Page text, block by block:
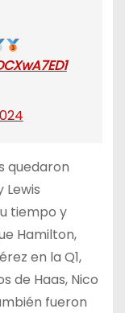
quedaron
Lewis
tiempo y
Hamilton,
en la Q1,
de Haas, Nico
fueron